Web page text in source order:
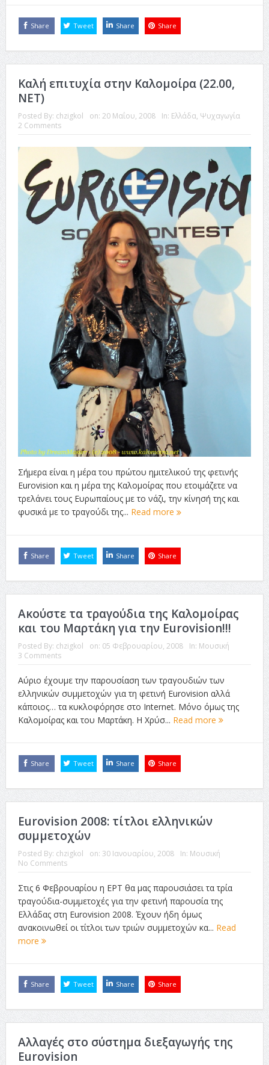
Share Tweet Share Share
Καλή επιτυχία στην Καλομοίρα (22.00,
ΝΕΤ)
Posted By: chzigkol on: 20 Μαΐου, 2008 In: Ελλάδα, Ψυχαγωγία
2 Comments
Σήμερα είναι η μέρα του πρώτου ημιτελικού της φετινής
Eurovision και η μέρα της Καλομοίρας που ετοιμάζετε να
τρελάνει τους Ευρωπαίους με το νάζι, την κίνησή της και
φυσικά με το τραγούδι της... Read more
Share Tweet Share Share
Ακούστε τα τραγούδια της Καλομοίρας
και του Μαρτάκη για την Eurovision!!!
Posted By: chzigkol on: 05 Φεβρουαρίου, 2008 In: Μουσική
3 Comments
Αύριο έχουμε την παρουσίαση των τραγουδιών των
ελληνικών συμμετοχών για τη φετινή Eurovision αλλά
κάποιος… τα κυκλοφόρησε στο Internet. Μόνο όμως της
Καλομοίρας και του Μαρτάκη. Η Χρύσ... Read more
Share Tweet Share Share
Eurovision 2008: τίτλοι ελληνικών
συμμετοχών
Posted By: chzigkol on: 30 Ιανουαρίου, 2008 In: Μουσική
No Comments
Στις 6 Φεβρουαρίου η ΕΡΤ θα μας παρουσιάσει τα τρία
τραγούδια-συμμετοχές για την φετινή παρουσία της
Ελλάδας στη Eurovision 2008. Έχουν ήδη όμως
ανακοινωθεί οι τίτλοι των τριών συμμετοχών κα... Read
more
Share Tweet Share Share
Αλλαγές στο σύστημα διεξαγωγής της
Eurovision